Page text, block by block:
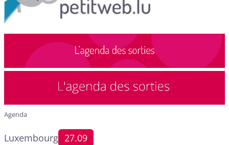
Agenda
Luxembourg 27.09